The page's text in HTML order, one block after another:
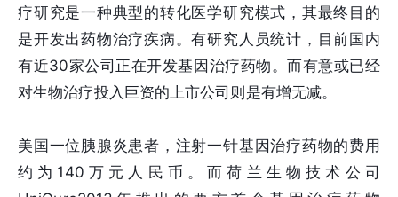
疗研究是一种典型的转化医学研究模式，其最终目的
是开发出药物治疗疾病。有研究人员统计，目前国内
有近30家公司正在开发基因治疗药物。而有意或已经
对生物治疗投入巨资的上市公司则是有增无减。
美国一位胰腺炎患者，注射一针基因治疗药物的费用
约为140万元人民币。而荷兰生物技术公司